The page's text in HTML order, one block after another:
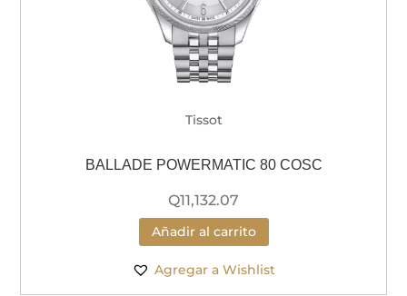
Tissot
BALLADE POWERMATIC 80 COSC
Q11,132.07
Añadir al carrito
Agregar a Wishlist